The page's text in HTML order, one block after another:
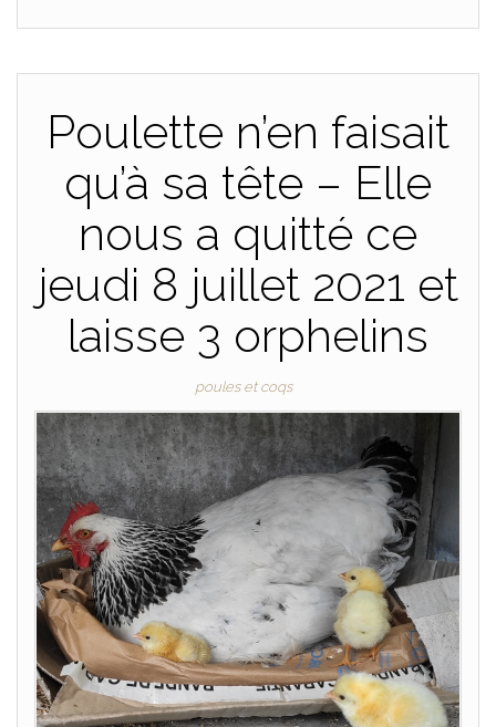
Poulette n’en faisait
qu’à sa tête – Elle
nous a quitté ce
jeudi 8 juillet 2021 et
laisse 3 orphelins
poules et coqs